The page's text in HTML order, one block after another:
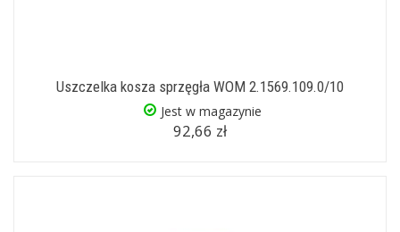
Uszczelka kosza sprzęgła WOM 2.1569.109.0/10
Jest w magazynie
92,66 zł